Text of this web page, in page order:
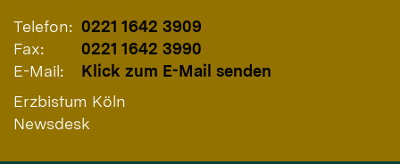
Telefon: 0221 1642 3909
Fax:
0221 1642 3990
E-Mail:
Klick zum E-Mail senden
Erzbistum Köln
Newsdesk